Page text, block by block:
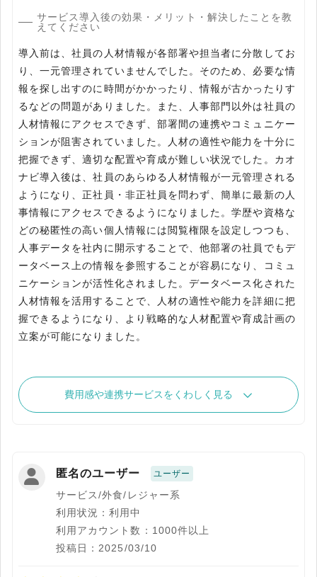
サービス導入後の効果・メリット・解決したことを教
えてください
導入前は、社員の人材情報が各部署や担当者に分散してお
り、一元管理されていませんでした。そのため、必要な情
報を探し出すのに時間がかかったり、情報が古かったりす
るなどの問題がありました。また、人事部門以外は社員の
人材情報にアクセスできず、部署間の連携やコミュニケー
ションが阻害されていました。人材の適性や能力を十分に
把握できず、適切な配置や育成が難しい状況でした。カオ
ナビ導入後は、社員のあらゆる人材情報が一元管理される
ようになり、正社員・非正社員を問わず、簡単に最新の人
事情報にアクセスできるようになりました。学歴や資格な
どの秘匿性の高い個人情報には閲覧権限を設定しつつも、
人事データを社内に開示することで、他部署の社員でもデ
ータベース上の情報を参照することが容易になり、コミュ
ニケーションが活性化されました。データベース化された
人材情報を活用することで、人材の適性や能力を詳細に把
握できるようになり、より戦略的な人材配置や育成計画の
立案が可能になりました。
費用感や連携サービスをくわしく見る
匿名のユーザー ユーザー
サービス/外食/レジャー系
利用状況：利用中
利用アカウント数：1000件以上
投稿日：2025/03/10